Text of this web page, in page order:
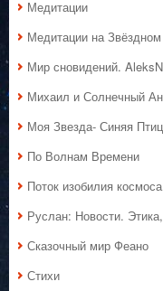
Медитации
Медитации на Звёздном
Мир сновидений.
Михаил и Солнечный
Моя Звезда- Синяя
По Волнам Времени
Поток изобилия
Руслан: Новости.
Сказочный мир Феано
Стихи